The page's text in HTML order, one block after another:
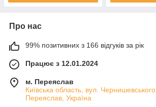
Про нас
99% позитивних з 166 відгуків за рік
Працює з 12.01.2024
м. Переяслав
Київська область, вул.
Переяслав, Україна